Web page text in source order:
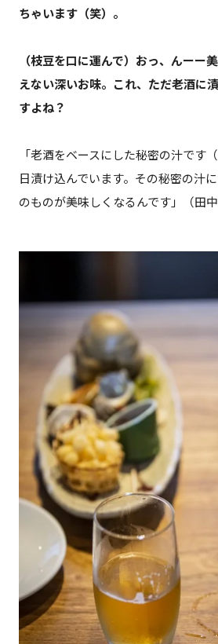
ちゃいます（笑）。
（枝豆を口に運んで）おっ、んーー
えない深いお味。これ、ただ老酒に
すよね？
「老酒をベースにした秘密の汁です
日漬け込んでいます。その秘密の汁
のものが美味しくなるんです」（田中